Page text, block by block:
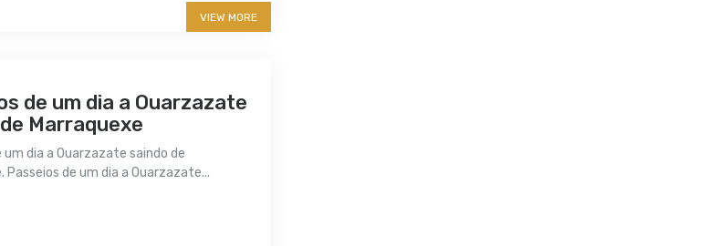
VIEW MORE
de um dia a Ouarzazate
Marraquexe
um dia a Ouarzazate saindo de
Passeios de um dia a Ouarzazate...